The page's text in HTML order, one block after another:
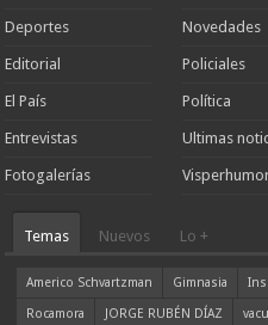
Deportes
Editorial
El País
Entrevistas
Fotogalerías
Novedades
Policiales
Política
Ultimas
Temas Nuevos Lo +
Americo Schvartzman Gimnasia
Rocamora
JORGE RUBÉN DÍAZ